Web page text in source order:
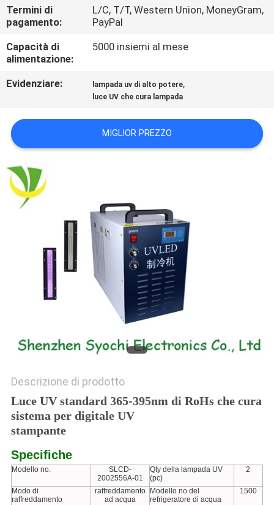
RICHIEDA
UNA
CITAZIONE
DEL
SITO
PRIVACY
POLICY
Termini di
pagamento:
L/C, T/T, Western Union, MoneyGram,
PayPal
Capacità di
alimentazione:
5000 insiemi al mese
Evidenziare: lampada uv di alto potere,
luce UV che cura lampada
MIGLIOR PREZZO
Descrizione di prodotto
Luce UV standard 365-395nm di RoHs che cura
sistema per digitale UV
stampante
Specifiche
Modello no.
SLCD-
2002556A-01
Qty della lampada UV
(pc)
2
Modo di
raffreddamento
raffreddamento
ad acqua
Modello no del
refrigeratore di acqua
1500